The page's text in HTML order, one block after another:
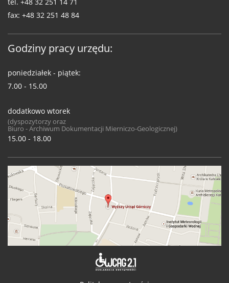
fax: +48 32 251 48 84
Godziny pracy urzędu:
poniedziałek - piątek:
7.00 - 15.00
dodatkowo wtorek
(dyspozytorzy oraz
Biuro - Archiwum Dokumentacji Mierniczo-Geologicznej)
15.00 - 18.00